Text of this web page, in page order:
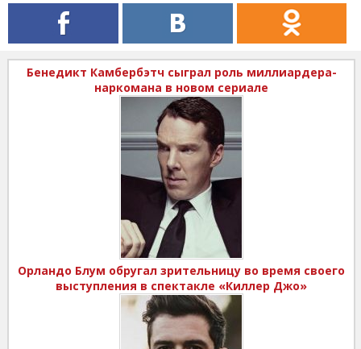
Бенедикт Камбербэтч сыграл роль миллиардера-
наркомана в новом сериале
Орландо Блум обругал зрительницу во время своего
выступления в спектакле «Киллер Джо»